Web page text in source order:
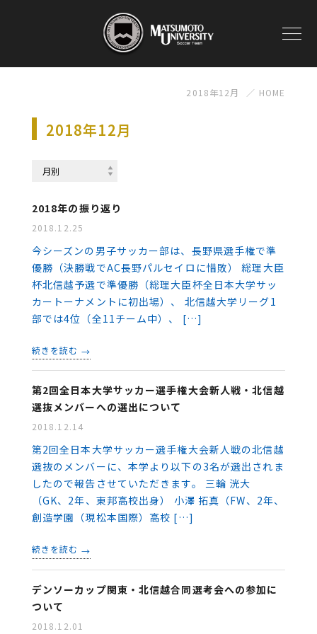
2018年12月 HOME
2018年12月
2018年の振り返り
2018.12.25
今シーズンの男子サッカー部は、長野県選手権で準
優勝（決勝戦でAC長野パルセイロに惜敗） 総理大臣
杯北信越予選で準優勝（総理大臣杯全日本大学サッ
カートーナメントに初出場）、 北信越大学リーグ1
部では4位（全11チーム中）、 […]
続きを読む
第2回全日本大学サッカー選手権大会新人戦・北信越
選抜メンバーへの選出について
2018.12.14
第2回全日本大学サッカー選手権大会新人戦の北信越
選抜のメンバーに、本学より以下の3名が選出されま
したので報告させていただきます。 三輪 洸大
（GK、2年、東邦高校出身） 小澤 拓真（FW、2年、
創造学園（現松本国際）高校 […]
続きを読む
デンソーカップ関東・北信越合同選考会への参加に
ついて
2018.12.01